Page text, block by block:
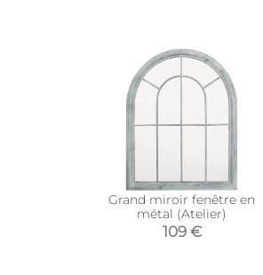
Grand miroir fenêtre en
métal (Atelier)
109 €